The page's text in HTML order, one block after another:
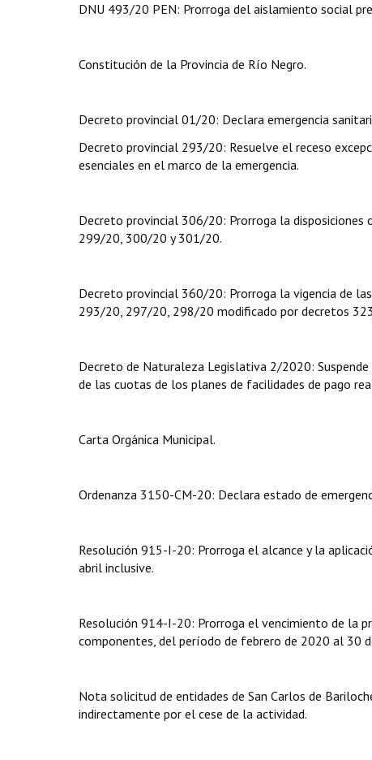
DNU 493/20 PEN: Prorroga del aislamiento social
Constitución de la Provincia de Río Negro.
Decreto provincial 01/20: Declara emergencia
Decreto provincial 293/20: Resuelve el receso
esenciales en el marco de la emergencia.
Decreto provincial 306/20: Prorroga la
299/20, 300/20 y 301/20.
Decreto provincial 360/20: Prorroga la vigencia de
293/20, 297/20, 298/20 modificado por decretos
Decreto de Naturaleza Legislativa 2/2020:
de las cuotas de los planes de facilidades de pago
Carta Orgánica Municipal.
Ordenanza 3150-CM-20: Declara estado de
Resolución 915-I-20: Prorroga el alcance y la
abril inclusive.
Resolución 914-I-20: Prorroga el vencimiento de la
componentes, del período de febrero de 2020 al 30
Nota solicitud de entidades de San Carlos de
indirectamente por el cese de la actividad.